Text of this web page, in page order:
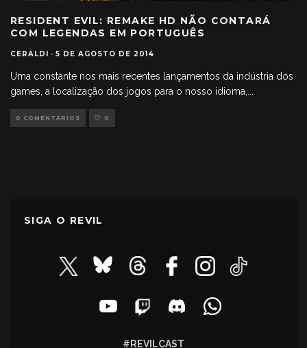
RESIDENT EVIL: REMAKE HD NÃO CONTARÁ
COM LEGENDAS EM PORTUGUÊS
CERALDI · 5 DE AGOSTO DE 2014
Uma constante nos mais recentes lançamentos da indústria dos
games, a localização dos jogos para o nosso idioma,
0 COMENTÁRIOS 0
SIGA O REVIL
#REVILCAST